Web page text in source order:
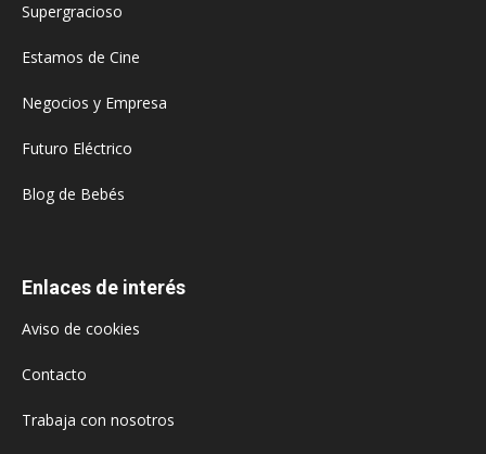
Supergracioso
Estamos de Cine
Negocios y Empresa
Futuro Eléctrico
Blog de Bebés
Enlaces de interés
Aviso de cookies
Contacto
Trabaja con nosotros